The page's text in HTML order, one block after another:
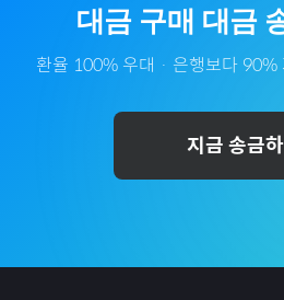
대금구매 대금
환율 100% 우대 · 은행보다 90%
지금 송금하